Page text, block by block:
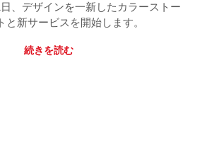
、デザインを一新したカラーストー
と新サービスを開始します。
続きを読む